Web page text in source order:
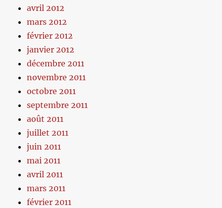
avril 2012
mars 2012
février 2012
janvier 2012
décembre 2011
novembre 2011
octobre 2011
septembre 2011
août 2011
juillet 2011
juin 2011
mai 2011
avril 2011
mars 2011
février 2011